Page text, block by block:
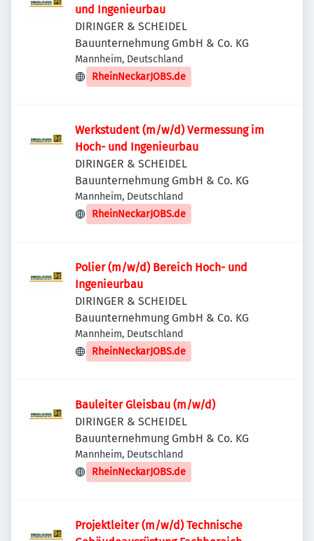
und Ingenieurbau
DIRINGER & SCHEIDEL
Bauunternehmung GmbH & Co. KG
Mannheim, Deutschland
RheinNeckarJOBS.de
Werkstudent (m/w/d) Vermessung im
Hoch- und Ingenieurbau
DIRINGER & SCHEIDEL
Bauunternehmung GmbH & Co. KG
Mannheim, Deutschland
RheinNeckarJOBS.de
Polier (m/w/d) Bereich Hoch- und
Ingenieurbau
DIRINGER & SCHEIDEL
Bauunternehmung GmbH & Co. KG
Mannheim, Deutschland
RheinNeckarJOBS.de
Bauleiter Gleisbau (m/w/d)
DIRINGER & SCHEIDEL
Bauunternehmung GmbH & Co. KG
Mannheim, Deutschland
RheinNeckarJOBS.de
Projektleiter (m/w/d) Technische